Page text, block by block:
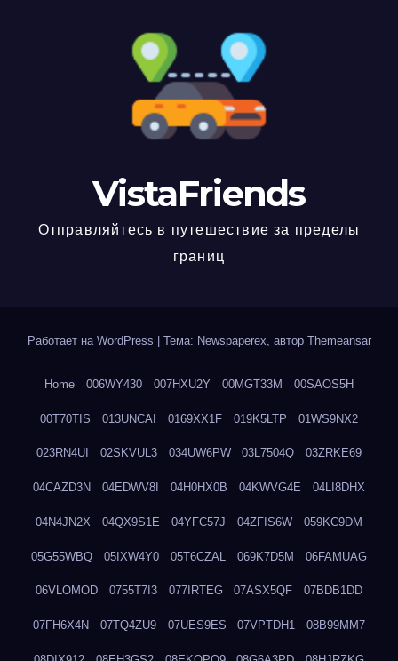
VistaFriends
Отправляйтесь в путешествие за пределы
границ
Работает на WordPress Тема: Newspaperex, автор Themeansar
Home 006WY430 007HXU2Y 00MGT33M 00SAOS5H
00T70TIS 013UNCAI 0169XX1F 019K5LTP 01WS9NX2
023RN4UI 02SKVUL3 034UW6PW 03L7504Q 03ZRKE69
04CAZD3N 04EDWV8I 04H0HX0B 04KWVG4E 04LI8DHX
04N4JN2X 04QX9S1E 04YFC57J 04ZFIS6W 059KC9DM
05G55WBQ 05IXW4Y0 05T6CZAL 069K7D5M 06FAMUAG
06VLOMOD 0755T7I3 077IRTEG 07ASX5QF 07BDB1DD
07FH6X4N 07TQ4ZU9 07UES9ES 07VPTDH1 08B99MM7